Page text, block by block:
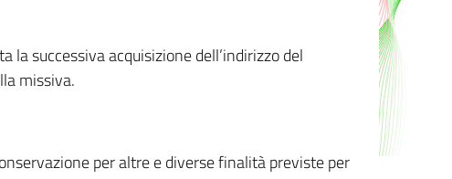
successiva acquisizione dell’indirizzo del
missiva.
per altre e diverse finalità previste per